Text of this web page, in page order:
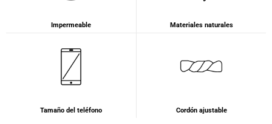
Impermeable Materiales naturales
Tamaño del teléfono Cordón ajustable